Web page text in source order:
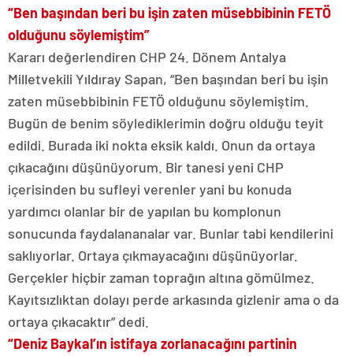
“Ben başından beri bu işin zaten müsebbibinin FETÖ
olduğunu söylemiştim”
Kararı değerlendiren CHP 24. Dönem Antalya
Milletvekili Yıldıray Sapan, “Ben başından beri bu işin
zaten müsebbibinin FETÖ olduğunu söylemiştim.
Bugün de benim söylediklerimin doğru olduğu teyit
edildi. Burada iki nokta eksik kaldı. Onun da ortaya
çıkacağını düşünüyorum. Bir tanesi yeni CHP
içerisinden bu sufleyi verenler yani bu konuda
yardımcı olanlar bir de yapılan bu komplonun
sonucunda faydalananalar var. Bunlar tabi kendilerini
saklıyorlar. Ortaya çıkmayacağını düşünüyorlar.
Gerçekler hiçbir zaman toprağın altına gömülmez.
Kayıtsızlıktan dolayı perde arkasında gizlenir ama o da
ortaya çıkacaktır” dedi.
“Deniz Baykal’ın istifaya zorlanacağını partinin